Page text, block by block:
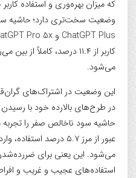
وضعیت سخت‌تری دارد؛ حاشیه
کاربر از ۱۱.۴ درصد، کاملاً
می‌شود.
این وضعیت در اشتراک‌های
عبور از مرز ۵.۷ درصد
می‌شود. این یعنی برای
استفاده‌های عجیب و غریب و